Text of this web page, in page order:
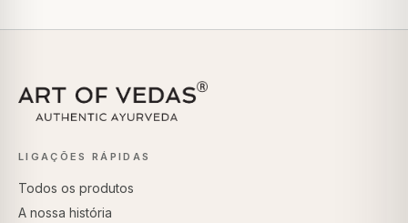
LIGAÇÕES RÁPIDAS
Todos os produtos
A nossa história